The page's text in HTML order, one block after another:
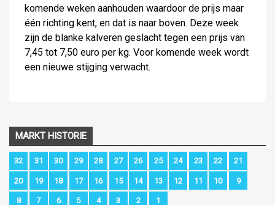
komende weken aanhouden waardoor de prijs maar
één richting kent, en dat is naar boven. Deze week
zijn de blanke kalveren geslacht tegen een prijs van
7,45 tot 7,50 euro per kg. Voor komende week wordt
een nieuwe stijging verwacht.
MARKT HISTORIE
32 31 30 29 28 27 26 25 24 23 22 21
20 19 18 17 16 15 14 13 12 11 10 9
8 7 6 5 4 3 2 1